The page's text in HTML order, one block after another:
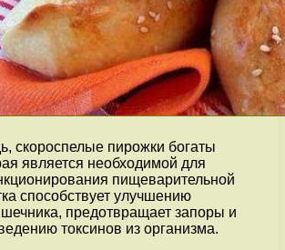
скороспелые пирожки богаты
является необходимой для
пищеварительной
способствует улучшению
предотвращает запоры и
токсинов из организма.